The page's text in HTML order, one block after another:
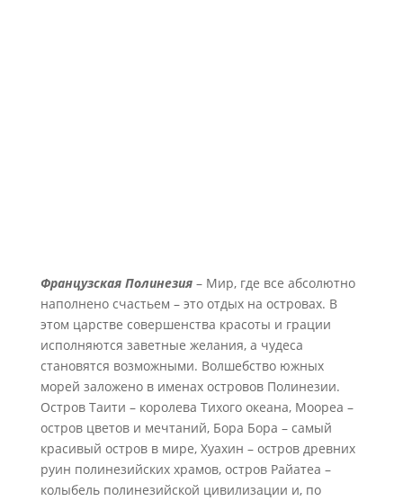
Французская Полинезия– Мир, где все абсолютно
наполнено счастьем – это отдых на островах. В
этом царстве совершенства красоты и грации
исполняются заветные желания, а чудеса
становятся возможными. Волшебство южных
морей заложено в именах островов Полинезии.
Остров Таити – королева Тихого океана, Моореа –
остров цветов и мечтаний, Бора Бора – самый
красивый остров в мире, Хуахин – остров древних
руин полинезийских храмов, остров Райатеа –
колыбель полинезийской цивилизации и, по